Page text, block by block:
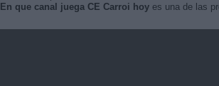
En que canal juega CE Carroi hoyes una de las